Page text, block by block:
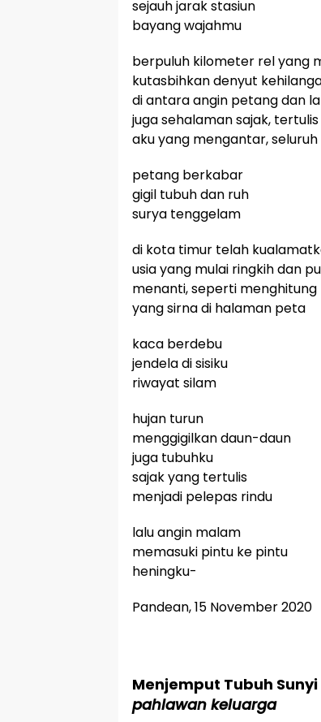
sejauh jarak stasiun
bayang wajahmu
berpuluh kilometer rel yang
kutasbihkan denyut
di antara angin petang dan
juga sehalaman sajak,
aku yang mengantar,
petang berkabar
gigil tubuh dan ruh
surya tenggelam
di kota timur telah
usia yang mulai ringkih dan
menanti, seperti
yang sirna di halaman peta
kaca berdebu
jendela di sisiku
riwayat silam
hujan turun
menggigilkan daun-daun
juga tubuhku
sajak yang tertulis
menjadi pelepas rindu
lalu angin malam
memasuki pintu ke pintu
heningku-
Pandean, 15 November 2020
Menjemput Tubuh Sunyi
pahlawan keluarga